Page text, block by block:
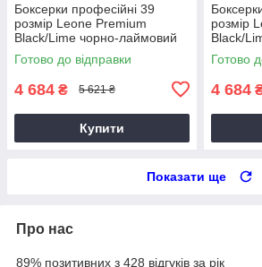
Боксерки професійні 39
розмір Leone Premium
Black/Lime чорно-лаймовий
Готово до відправки
4 684 ₴ 5 621 ₴
Купити
розмір
Black/
Готово
4 684
Показати ще
Про нас
89% позитивних з 428 відгуків за рік